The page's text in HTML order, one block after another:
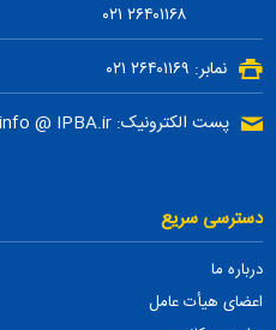
۲۶۴۰۱۱۶۸ ۰۲۱
نمابر: ۲۶۴۰۱۱۶۹ ۰۲۱
پست الکترونیک: info @ IPBA.ir
دسترسی سریع
درباره ما
اعضای هیأت عامل